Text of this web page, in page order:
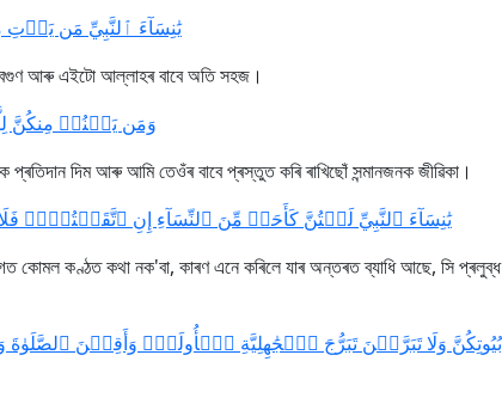
يَٰنِسَآءَ ٱلنَّبِيِّ مَن
আৰু এইটো আল্লাহৰ বাবে অতি সহজ।
۞ وَمَن يَقۡنُتۡ مِنكُنَّ
দিম আৰু আমি তেওঁৰ বাবে প্ৰস্তুত কৰি ৰাখিছোঁ সন্মানজনক জীৱিকা।
يَٰنِسَآءَ ٱلنَّبِيِّ لَسۡتُنَّ كَأَحَدٖ مِّنَ ٱلنِّسَآءِ إِنِ
কণ্ঠত কথা নক'বা, কাৰণ এনে কৰিলে যাৰ অন্তৰত ব্যাধি আছে, সি
وَلَا تَبَرَّجۡنَ تَبَرُّجَ ٱلۡجَٰهِلِيَّةِ ٱلۡأُولَىٰۖ وَأَقِمۡنَ ٱلصَّلَوٰةَ